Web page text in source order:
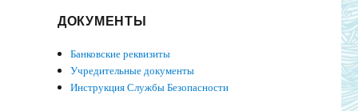
ДОКУМЕНТЫ
Банковские реквизиты
Учредительные документы
Инструкция Службы Безопасности